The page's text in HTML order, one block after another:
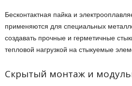
Бесконтактная пайка и
применяются для специальных
создавать прочные и герметичные
тепловой нагрузкой на стыкуемые
Скрытый монтаж и